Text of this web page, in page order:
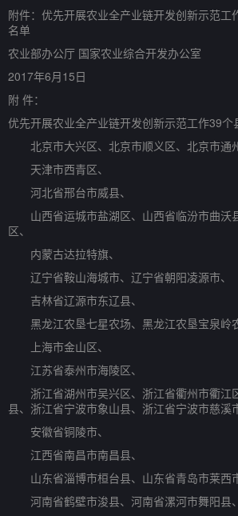
附件：优先开展农业全产业链开发创新示范工
名单
农业部办公厅 国家农业综合开发办公室
2017年6月15日
附 件：
优先开展农业全产业链开发创新示范工作39
北京市大兴区、北京市顺义区、北京市通州
天津市西青区、
河北省邢台市威县、
山西省运城市盐湖区、山西省临汾市曲沃
区、
内蒙古达拉特旗、
辽宁省鞍山海城市、辽宁省朝阳凌源市、
吉林省辽源市东辽县、
黑龙江农垦七星农场、黑龙江农垦宝泉岭农
上海市金山区、
江苏省泰州市海陵区、
浙江省湖州市吴兴区、浙江省衢州市衢江
县、浙江省宁波市象山县、浙江省宁波市慈溪市
安徽省铜陵市、
江西省南昌市南昌县、
山东省淄博市桓台县、山东省青岛市莱西市
河南省鹤壁市浚县、河南省漯河市舞阳县、